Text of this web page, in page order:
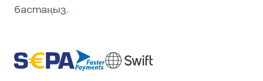
бастаңыз.